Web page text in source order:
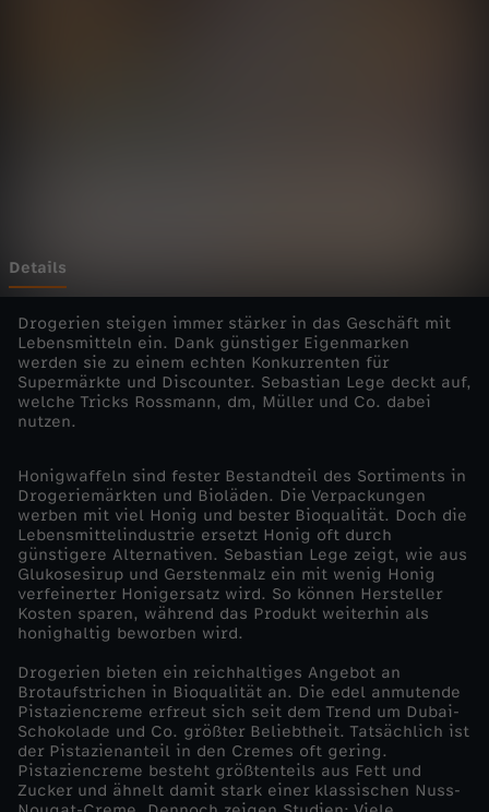
e
n
s
m
i
t
t
e
l
i
n
Details
Drogerien steigen immer stärker in das Geschäft mit
Lebensmitteln ein. Dank günstiger Eigenmarken
werden sie zu einem echten Konkurrenten für
Supermärkte und Discounter. Sebastian Lege deckt auf,
welche Tricks Rossmann, dm, Müller und Co. dabei
nutzen.
Honigwaffeln sind fester Bestandteil des Sortiments in
Drogeriemärkten und Bioläden. Die Verpackungen
werben mit viel Honig und bester Bioqualität. Doch die
Lebensmittelindustrie ersetzt Honig oft durch
günstigere Alternativen. Sebastian Lege zeigt, wie aus
Glukosesirup und Gerstenmalz ein mit wenig Honig
verfeinerter Honigersatz wird. So können Hersteller
Kosten sparen, während das Produkt weiterhin als
honighaltig beworben wird.
Drogerien bieten ein reichhaltiges Angebot an
Brotaufstrichen in Bioqualität an. Die edel anmutende
Pistaziencreme erfreut sich seit dem Trend um Dubai-
Schokolade und Co. größter Beliebtheit. Tatsächlich ist
der Pistazienanteil in den Cremes oft gering.
Pistaziencreme besteht größtenteils aus Fett und
Zucker und ähnelt damit stark einer klassischen Nuss-